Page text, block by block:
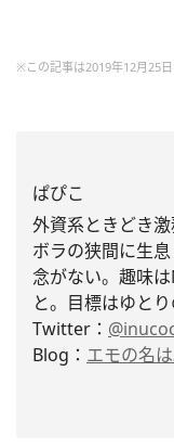
※この記事は2019年12月25
ぱぴこ
外資系ときどき激
ボラの狭間に生息
念がない。趣味
と。 目標はゆと
Twitter：
Blog： エモの名は